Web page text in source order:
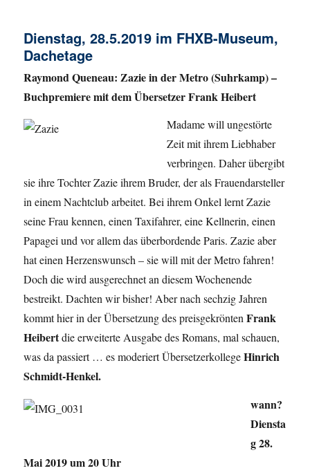
Dienstag, 28.5.2019 im FHXB-Museum,
Dachetage
Raymond Queneau: Zazie in der Metro (Suhrkamp) –
Buchpremiere mit dem Übersetzer Frank Heibert
Madame will ungestörte
Zeit mit ihrem Liebhaber
verbringen. Daher übergibt
sie ihre Tochter Zazie ihrem Bruder, der als Frauendarsteller
in einem Nachtclub arbeitet. Bei ihrem Onkel lernt Zazie
seine Frau kennen, einen Taxifahrer, eine Kellnerin, einen
Papagei und vor allem das überbordende Paris. Zazie aber
hat einen Herzenswunsch – sie will mit der Metro fahren!
Doch die wird ausgerechnet an diesem Wochenende
bestreikt. Dachten wir bisher! Aber nach sechzig Jahren
kommt hier in der Übersetzung des preisgekröntenFrank
Heibertdie erweiterte Ausgabe des Romans, mal schauen,
was da passiert … es moderiert ÜbersetzerkollegeHinrich
Schmidt-Henkel.
wann?
Diensta
g 28.
Mai 2019 um 20 Uhr